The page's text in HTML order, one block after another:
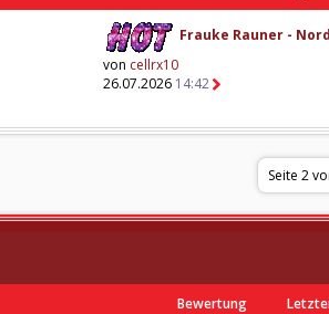
Frauke Rauner -
von cellrx10
26.07.2026 14:42
Seite 2
Bewertung